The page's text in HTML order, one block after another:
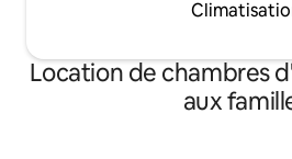
Location de chambres
aux